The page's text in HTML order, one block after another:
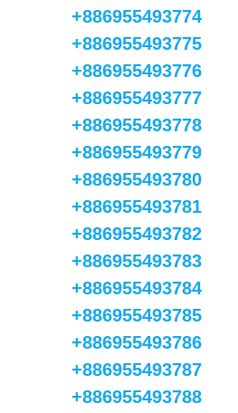
+886955493774
+886955493775
+886955493776
+886955493777
+886955493778
+886955493779
+886955493780
+886955493781
+886955493782
+886955493783
+886955493784
+886955493785
+886955493786
+886955493787
+886955493788